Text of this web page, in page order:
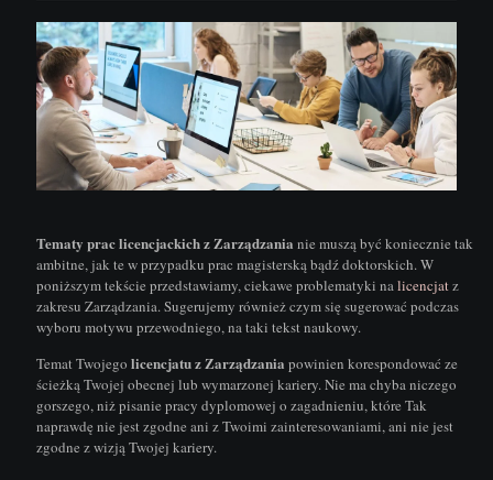
Tematy prac licencjackich z Zarządzania nie muszą być koniecznie tak
ambitne, jak te w przypadku prac magisterską bądź doktorskich. W
poniższym tekście przedstawiamy, ciekawe problematyki nalicencjatz
zakresu Zarządzania. Sugerujemy również czym się sugerować podczas
wyboru motywu przewodniego, na taki tekst naukowy.
Temat Twojego licencjatu z Zarządzania powinien korespondować ze
ścieżką Twojej obecnej lub wymarzonej kariery. Nie ma chyba niczego
gorszego, niż pisanie pracy dyplomowej o zagadnieniu, które Tak
naprawdę nie jest zgodne ani z Twoimi zainteresowaniami, ani nie jest
zgodne z wizją Twojej kariery.